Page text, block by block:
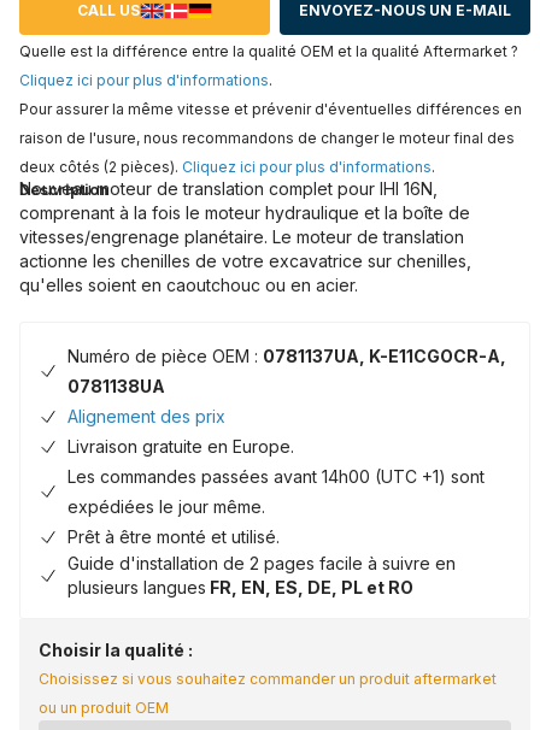
CALL US ENVOYEZ-NOUS UN E-MAIL
Quelle est la différence entre la qualité OEM et la qualité Aftermarket ?
Cliquez ici pour plus d'informations.
Pour assurer la même vitesse et prévenir d'éventuelles différences en
raison de l'usure, nous recommandons de changer le moteur final des
deux côtés (2 pièces). Cliquez ici pour plus d'informations.
Description
Nouveau moteur de translation complet pour IHI 16N,
comprenant à la fois le moteur hydraulique et la boîte de
vitesses/engrenage planétaire. Le moteur de translation
actionne les chenilles de votre excavatrice sur chenilles,
qu'elles soient en caoutchouc ou en acier.
Numéro de pièce OEM : 0781137UA, K-E11CGOCR-A,
0781138UA
Alignement des prix
Livraison gratuite en Europe.
Les commandes passées avant 14h00 (UTC +1) sont
expédiées le jour même.
Prêt à être monté et utilisé.
Guide d'installation de 2 pages facile à suivre en
plusieurs langues FR, EN, ES, DE, PL et RO
Choisir la qualité :
Choisissez si vous souhaitez commander un produit aftermarket
ou un produit OEM